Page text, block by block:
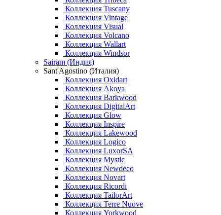
Коллекция Tuscany
Коллекция Vintage
Коллекция Visual
Коллекция Volcano
Коллекция Wallart
Коллекция Windsor
Sairam (Индия)
Sant'Agostino (Италия)
Коллекция Oxidart
Коллекция Akoya
Коллекция Barkwood
Коллекция DigitalArt
Коллекция Glow
Коллекция Inspire
Коллекция Lakewood
Коллекция Logico
Коллекция LuxorSA
Коллекция Mystic
Коллекция Newdeco
Коллекция Novart
Коллекция Ricordi
Коллекция TailorArt
Коллекция Terre Nuove
Коллекция Yorkwood